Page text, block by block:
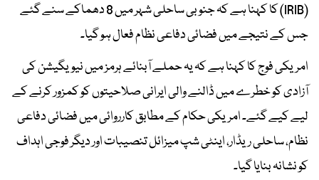
(IRIB) کا کہنا ہے کہ جنوبی ساحلی شہر میں 8 دھماکے سنے گئے
جس کے نتیجے میں فضائی دفاعی نظام فعال ہو گیا۔
امریکی فوج کا کہنا ہے کہ یہ حملے آبنائے ہرمز میں نیویگیشن کی
آزادی کو خطرے میں ڈالنے والی ایرانی صلاحیتوں کو کمزور کرنے کے
لیے کیے گئے۔ امریکی حکام کے مطابق کارروائی میں فضائی دفاعی
نظام، ساحلی ریڈار، اینٹی شپ میزائل تنصیبات اور دیگر فوجی اہداف
کو نشانہ بنایا گیا۔